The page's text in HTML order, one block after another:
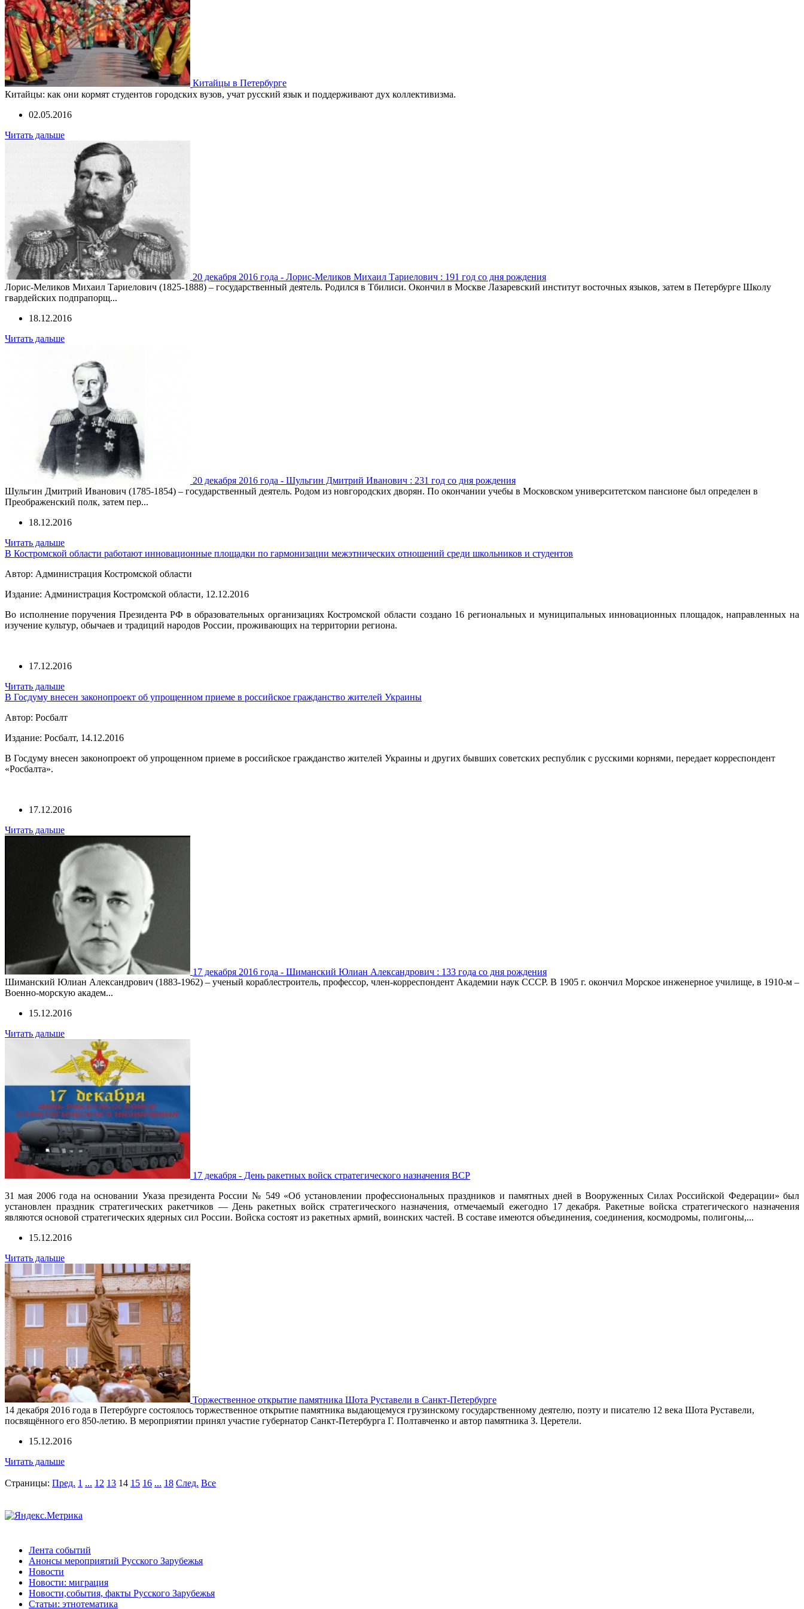
Китайцы в Петербурге
Китайцы: как они кормят студентов городских вузов, учат русский язык и поддерживают дух коллективизма.
02.05.2016
Читать дальше
20 декабря 2016 года - Лорис-Меликов Михаил Тариелович : 191 год со дня рождения
Лорис-Меликов Михаил Тариелович (1825-1888) – государственный деятель. Родился в Тбилиси. Окончил в Москве Лазаревский институт восточных языков, затем в Петербурге Школу
гвардейских подпрапорщ...
18.12.2016
Читать дальше
20 декабря 2016 года - Шульгин Дмитрий Иванович : 231 год со дня рождения
Шульгин Дмитрий Иванович (1785-1854) – государственный деятель. Родом из новгородских дворян. По окончании учебы в Московском университетском пансионе был определен в
Преображенский полк, затем пер...
18.12.2016
Читать дальше
В Костромской области работают инновационные площадки по гармонизации межэтнических отношений среди школьников и студентов
Автор: Администрация Костромской области
Издание: Администрация Костромской области, 12.12.2016
Во исполнение поручения Президента РФ в образовательных организациях Костромской области создано 16 региональных и муниципальных инновационных площадок, направленных на
изучение культур, обычаев и традиций народов России, проживающих на территории региона.
17.12.2016
Читать дальше
В Госдуму внесен законопроект об упрощенном приеме в российское гражданство жителей Украины
Автор: Росбалт
Издание: Росбалт, 14.12.2016
В Госдуму внесен законопроект об упрощенном приеме в российское гражданство жителей Украины и других бывших советских республик с русскими корнями, передает корреспондент
«Росбалта».
17.12.2016
Читать дальше
17 декабря 2016 года - Шиманский Юлиан Александрович : 133 года со дня рождения
Шиманский Юлиан Александрович (1883-1962) – ученый кораблестроитель, профессор, член-корреспондент Академии наук СССР. В 1905 г. окончил Морское инженерное училище, в 1910-м –
Военно-морскую академ...
15.12.2016
Читать дальше
17 декабря - День ракетных войск стратегического назначения ВСР
31 мая 2006 года на основании Указа президента России № 549 «Об установлении профессиональных праздников и памятных дней в Вооруженных Силах Российской Федерации» был
установлен праздник стратегических ракетчиков — День ракетных войск стратегического назначения, отмечаемый ежегодно 17 декабря. Ракетные войска стратегического назначения
являются основой стратегических ядерных сил России. Войска состоят из ракетных армий, воинских частей. В составе имеются объединения, соединения, космодромы, полигоны,...
15.12.2016
Читать дальше
Торжественное открытие памятника Шота Руставели в Санкт-Петербурге
14 декабря 2016 года в Петербурге состоялось торжественное открытие памятника выдающемуся грузинскому государственному деятелю, поэту и писателю 12 века Шота Руставели,
посвящённого его 850-летию. В мероприятии принял участие губернатор Санкт-Петербурга Г. Полтавченко и автор памятника З. Церетели.
15.12.2016
Читать дальше
Страницы: Пред. 1 ... 12 13 14 15 16 ... 18 След. Все
Лента событий
Анонсы мероприятий Русского Зарубежья
Новости
Новости: миграция
Новости,события, факты Русского Зарубежья
Статьи: этнотематика